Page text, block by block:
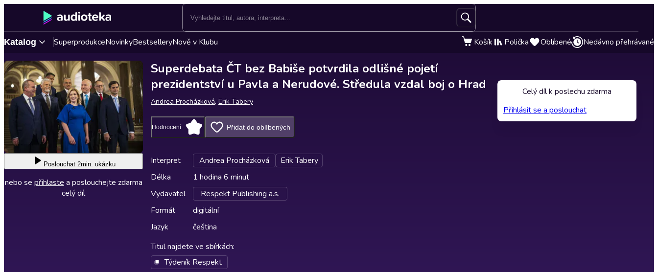
Katalog SuperprodukceNovinkyBestselleryNově v Klubu Košík Polička Oblíbené Nedávno přehrávané
Poslouchat 2min. ukázku
nebo se přihlaste a poslouchejte zdarma
celý díl
Superdebata ČT bez Babiše potvrdila odlišné pojetí
prezidentství u Pavla a Nerudové. Středula vzdal boj o Hrad
Andrea Procházková, Erik Tabery
Hodnocení Přidat do oblíbených
Interpret Andrea Procházková
Erik Tabery
Délka
1 hodina 6 minut
Vydavatel
Respekt Publishing a.s.
Formát
digitální
Jazyk
čeština
Titul najdete ve sbírkách:
Týdeník Respekt
Celý díl k poslechu zdarma
Přihlásit se a poslouchat